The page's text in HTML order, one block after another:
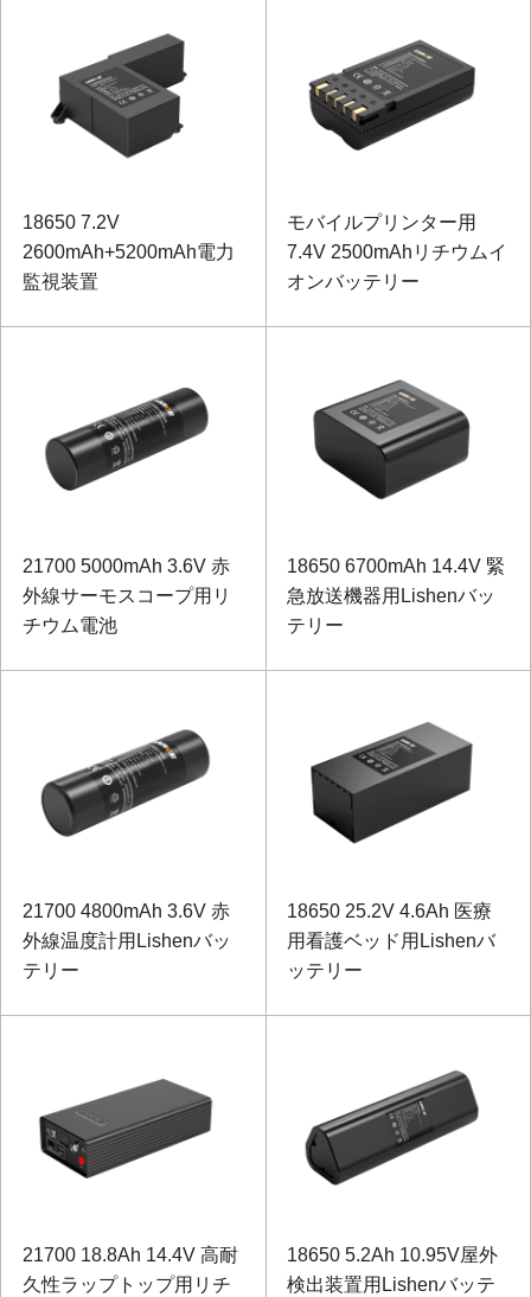
18650 7.2V
2600mAh+5200mAh電力
監視装置
モバイルプリンター用
7.4V 2500mAhリチウムイ
オンバッテリー
21700 5000mAh 3.6V 赤
外線サーモスコープ用リ
チウム電池
18650 6700mAh 14.4V 緊
急放送機器用Lishenバッ
テリー
21700 4800mAh 3.6V 赤
外線温度計用Lishenバッ
テリー
18650 25.2V 4.6Ah 医療
用看護ベッド用Lishenバ
ッテリー
21700 18.8Ah 14.4V 高耐
久性ラップトップ用リチ
18650 5.2Ah 10.95V屋外
検出装置用Lishenバッテ